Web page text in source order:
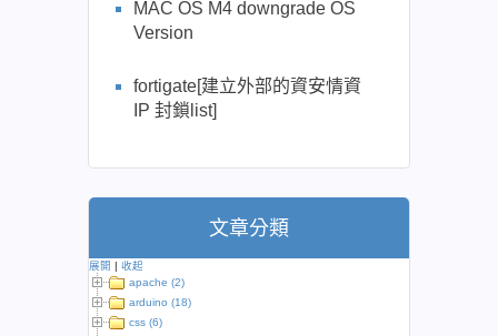
MAC OS M4 downgrade OS
Version
fortigate[建立外部的資安情資
IP 封鎖list]
文章分類
展開 | 收起
apache (2)
arduino (18)
css (6)